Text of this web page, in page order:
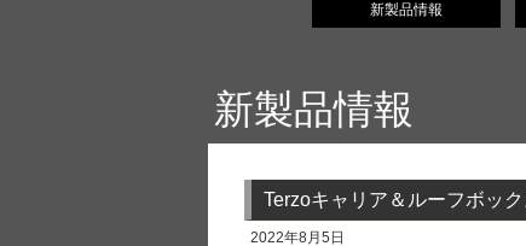
新製品情報
新製品情報
Terzoキャリア＆ルーフボッ
2022年8月5日